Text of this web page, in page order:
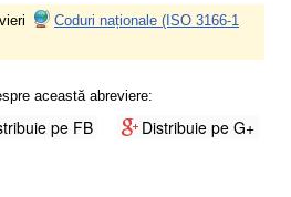
Coduri naționale (ISO 3166-1
această abreviere:
pe FB Distribuie pe G+